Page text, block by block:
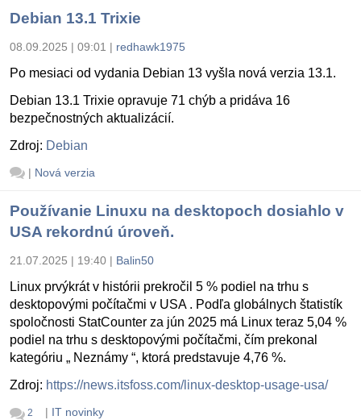
Debian 13.1 Trixie
08.09.2025 | 09:01 | redhawk1975
Po mesiaci od vydania Debian 13 vyšla nová verzia 13.1.
Debian 13.1 Trixie opravuje 71 chýb a pridáva 16
bezpečnostných aktualizácií.
Zdroj: Debian
| Nová verzia
Používanie Linuxu na desktopoch dosiahlo v
USA rekordnú úroveň.
21.07.2025 | 19:40 | Balin50
Linux prvýkrát v histórii prekročil 5 % podiel na trhu s
desktopovými počítačmi v USA . Podľa globálnych štatistík
spoločnosti StatCounter za jún 2025 má Linux teraz 5,04 %
podiel na trhu s desktopovými počítačmi, čím prekonal
kategóriu „ Neznámy “, ktorá predstavuje 4,76 %.
Zdroj: https://news.itsfoss.com/linux-desktop-usage-usa/
2 | IT novinky